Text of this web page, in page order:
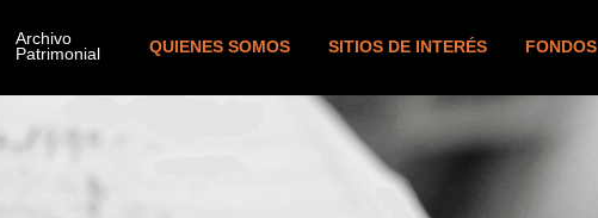
QUIENES SOMOS SITIOS DE INTERÉS FONDOS